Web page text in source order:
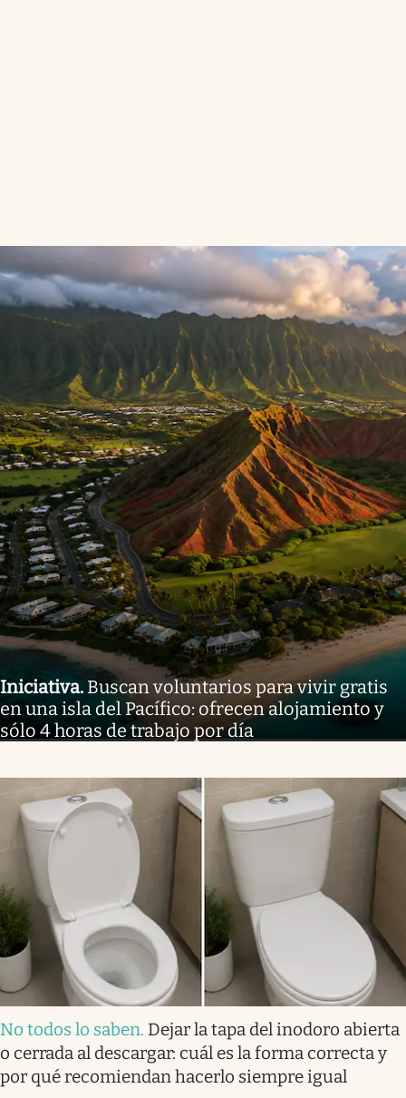
Iniciativa. Buscan voluntarios para vivir gratis
en una isla del Pacífico: ofrecen alojamiento y
sólo 4 horas de trabajo por día
No todos lo saben. Dejar la tapa del inodoro abierta
o cerrada al descargar: cuál es la forma correcta y
por qué recomiendan hacerlo siempre igual